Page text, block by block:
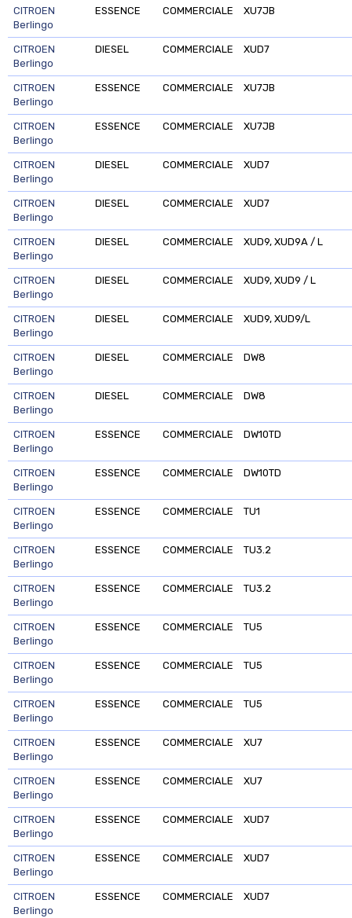
CITROEN
Berlingo
ESSENCE COMMERCIALE XU7JB
CITROEN
Berlingo
DIESEL COMMERCIALE XUD7
CITROEN
Berlingo
ESSENCE COMMERCIALE XU7JB
CITROEN
Berlingo
ESSENCE COMMERCIALE XU7JB
CITROEN
Berlingo
DIESEL COMMERCIALE XUD7
CITROEN
Berlingo
DIESEL COMMERCIALE XUD7
CITROEN
Berlingo
DIESEL COMMERCIALE XUD9, XUD9A / L
CITROEN
Berlingo
DIESEL COMMERCIALE XUD9, XUD9 / L
CITROEN
Berlingo
DIESEL COMMERCIALE XUD9, XUD9/L
CITROEN
Berlingo
DIESEL COMMERCIALE DW8
CITROEN
Berlingo
DIESEL COMMERCIALE DW8
CITROEN
Berlingo
ESSENCE COMMERCIALE DW10TD
CITROEN
Berlingo
ESSENCE COMMERCIALE DW10TD
CITROEN
Berlingo
ESSENCE COMMERCIALE TU1
CITROEN
Berlingo
ESSENCE COMMERCIALE TU3.2
CITROEN
Berlingo
ESSENCE COMMERCIALE TU3.2
CITROEN
Berlingo
ESSENCE COMMERCIALE TU5
CITROEN
Berlingo
ESSENCE COMMERCIALE TU5
CITROEN
Berlingo
ESSENCE COMMERCIALE TU5
CITROEN
Berlingo
ESSENCE COMMERCIALE XU7
CITROEN
Berlingo
ESSENCE COMMERCIALE XU7
CITROEN
Berlingo
ESSENCE COMMERCIALE XUD7
CITROEN
Berlingo
ESSENCE COMMERCIALE XUD7
CITROEN
Berlingo
ESSENCE COMMERCIALE XUD7